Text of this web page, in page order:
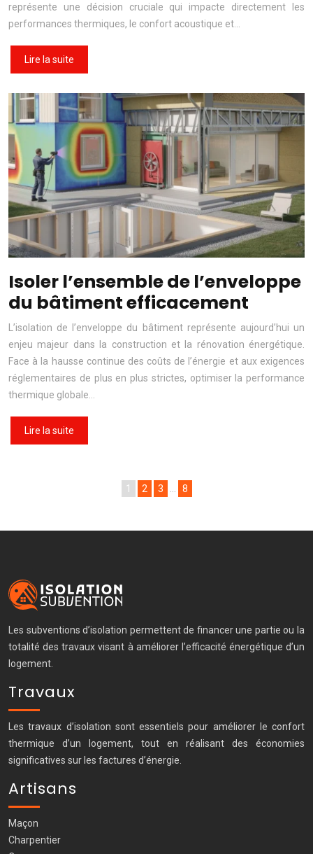
représente une décision cruciale qui impacte directement les
performances thermiques, le confort acoustique et…
Lire la suite
Isoler l’ensemble de l’enveloppe
du bâtiment efficacement
L’isolation de l’enveloppe du bâtiment représente aujourd’hui un
enjeu majeur dans la construction et la rénovation énergétique.
Face à la hausse continue des coûts de l’énergie et aux exigences
réglementaires de plus en plus strictes, optimiser la performance
thermique globale…
Lire la suite
1 2 3 … 8
Les subventions d’isolation permettent de financer une partie ou la
totalité des travaux visant à améliorer l’efficacité énergétique d’un
logement.
Travaux
Les travaux d’isolation sont essentiels pour améliorer le confort
thermique d’un logement, tout en réalisant des économies
significatives sur les factures d’énergie.
Artisans
Maçon
Charpentier